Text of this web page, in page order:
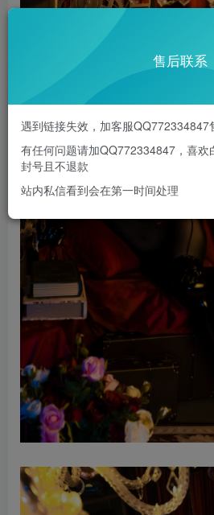
售后联系
遇到链接失效，加客服QQ772334847
有任何问题请加QQ772334847，喜欢
封号且不退款
站内私信看到会在第一时间处理